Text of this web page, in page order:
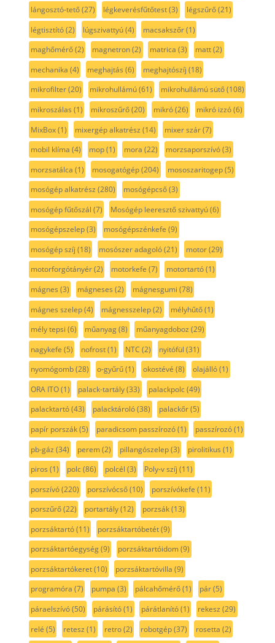
lángosztó-tető(27) légkeverésfűtőtest(3) légszűrő(21)
légtisztító(2) lúgszivattyú(4) macsakszőr(1)
maghőmérő(2) magnetron(2) matrica (3) matt(2)
mechanika (4) meghajtás (6) meghajtószíj (18)
mikrofilter(20) mikrohullámú(61) mikrohullámú sütő(108)
mikroszálas (1) mikroszűrő(20) mikró(26) mikró izzó(6)
MixBox(1) mixergép alkatrész (14) mixer szár(7)
mobil klíma (4) mop(1) mora (22) morzsaporszívó(3)
morzsatálca (1) mosogatógép(204) mososzaritogep(5)
mosógép alkatrész (280) mosógépcső(3)
mosógép fűtőszál (7) Mosógép leeresztő szivattyú(6)
mosógépszelep(3) mosógépszénkefe (9)
mosógép szíj (18) mosószer adagoló(21) motor(29)
motorforgótányér(2) motorkefe (7) motortartó(1)
mágnes (3) mágneses (2) mágnesgumi (78)
mágnes szelep(4) mágnesszelep(2) mélyhűtő(1)
mély tepsi (6) műanyag(8) műanyagdoboz (29)
nagykefe (5) nofrost(1) NTC (2) nyitófül (31)
nyomógomb(28) o-gyűrű(1) okostévé (8) olajálló(1)
ORA ITO(1) palack-tartály(33) palackpolc(49)
palacktartó(43) palacktároló(38) palackőr(5)
papír porszák(5) paradicsom passzírozó(1) passzírozó(1)
pb-gáz (34) perem(2) pillangószelep(3) pirolitikus (1)
piros (1) polc(86) polcél (3) Poly-v szíj (11)
porszívó(220) porszívócső(10) porszívókefe (11)
porszűrő(22) portartály(12) porzsák(13)
porzsáktartó(11) porzsáktartóbetét(9)
porzsáktartóegység(9) porzsáktartóidom(9)
porzsáktartókeret(10) porzsáktartóvilla (9)
programóra (7) pumpa (3) pálcahőmérő(1) pár(5)
páraelszívó(50) párásító(1) párátlanító(1) rekesz (29)
relé (5) retesz (1) retro(2) robotgép(37) rosetta (2)